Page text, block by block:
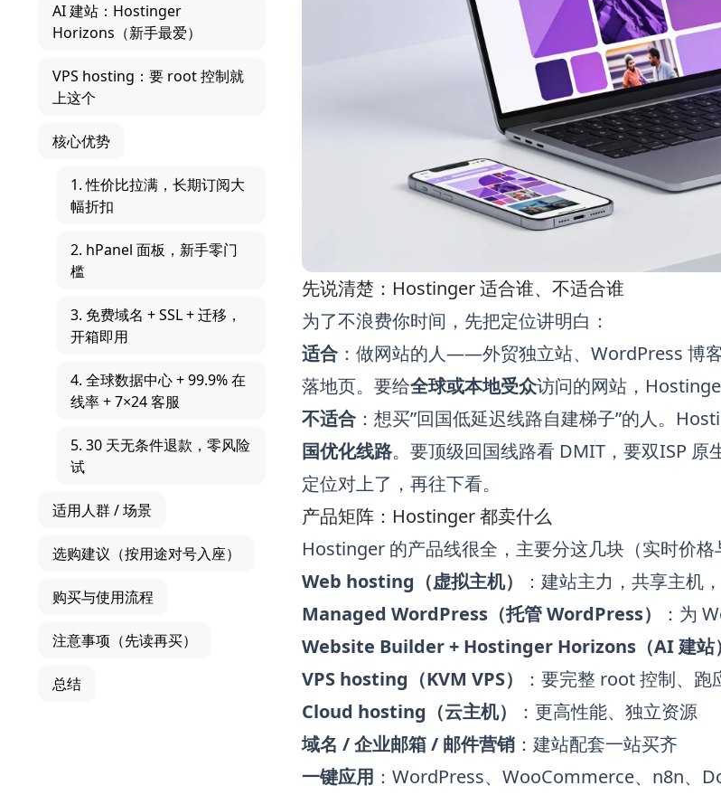
AI 建站：Hostinger
Horizons（新手最爱）
VPS hosting：要 root 控制就
上这个
核心优势
1. 性价比拉满，长期订阅大
幅折扣
2. hPanel 面板，新手零门
槛
3. 免费域名 + SSL + 迁移，
开箱即用
4. 全球数据中心 + 99.9% 在
线率 + 7×24 客服
5. 30 天无条件退款，零风险
试
适用人群 / 场景
选购建议（按用途对号入座）
购买与使用流程
注意事项（先读再买）
总结
先说清楚：Hostinger 适合谁、不适合谁
为了不浪费你时间，先把定位讲明白：
适合 ：做网站的人——外贸独立站、WordPress 博
落地页。要给全球或本地受众访问的网站，
不适合 ：想买”回国低延迟线路自建梯子”的人。
国优化线路。要顶级回国线路看 DMIT ，要双ISP 原
定位对上了，再往下看。
产品矩阵：Hostinger 都卖什么
Hostinger 的产品线很全，主要分这几块（实时价格
Web hosting（虚拟主机）
：建站主力，共享主
Managed WordPress（托管 WordPress）
：为
Website Builder + Hostinger Horizons（AI 建站）
VPS hosting（KVM VPS）
：要完整 root 控制、跑
Cloud hosting（云主机）
：更高性能、独立资源
域名 / 企业邮箱 / 邮件营销 ：建站配套一站买齐
一键应用 ：WordPress、WooCommerce、n8n、